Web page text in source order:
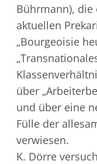
Bührmann), die
aktuellen
„Bourgeoisie
über
und über eine
Fülle der
verwiesen.
K. Dörre